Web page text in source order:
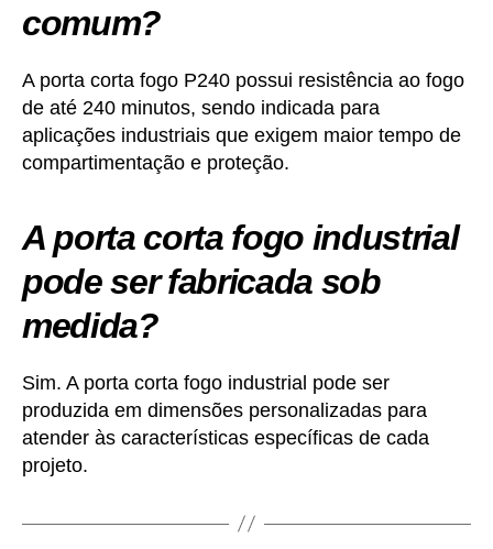
comum?
A porta corta fogo P240 possui resistência ao fogo
de até 240 minutos, sendo indicada para
aplicações industriais que exigem maior tempo de
compartimentação e proteção.
A porta corta fogo industrial
pode ser fabricada sob
medida?
Sim. A porta corta fogo industrial pode ser
produzida em dimensões personalizadas para
atender às características específicas de cada
projeto.